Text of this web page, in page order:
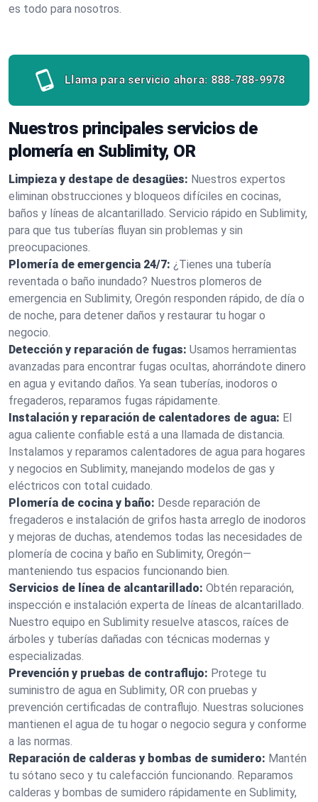
es todo para nosotros.
Llama para servicio ahora: 888-788-9978
Nuestros principales servicios de
plomería en Sublimity, OR
Limpieza y destape de desagües: Nuestros expertos
eliminan obstrucciones y bloqueos difíciles en cocinas,
baños y líneas de alcantarillado. Servicio rápido en Sublimity,
para que tus tuberías fluyan sin problemas y sin
preocupaciones.
Plomería de emergencia 24/7: ¿Tienes una tubería
reventada o baño inundado? Nuestros plomeros de
emergencia en Sublimity, Oregón responden rápido, de día o
de noche, para detener daños y restaurar tu hogar o
negocio.
Detección y reparación de fugas: Usamos herramientas
avanzadas para encontrar fugas ocultas, ahorrándote dinero
en agua y evitando daños. Ya sean tuberías, inodoros o
fregaderos, reparamos fugas rápidamente.
Instalación y reparación de calentadores de agua: El
agua caliente confiable está a una llamada de distancia.
Instalamos y reparamos calentadores de agua para hogares
y negocios en Sublimity, manejando modelos de gas y
eléctricos con total cuidado.
Plomería de cocina y baño: Desde reparación de
fregaderos e instalación de grifos hasta arreglo de inodoros
y mejoras de duchas, atendemos todas las necesidades de
plomería de cocina y baño en Sublimity, Oregón—
manteniendo tus espacios funcionando bien.
Servicios de línea de alcantarillado: Obtén reparación,
inspección e instalación experta de líneas de alcantarillado.
Nuestro equipo en Sublimity resuelve atascos, raíces de
árboles y tuberías dañadas con técnicas modernas y
especializadas.
Prevención y pruebas de contraflujo: Protege tu
suministro de agua en Sublimity, OR con pruebas y
prevención certificadas de contraflujo. Nuestras soluciones
mantienen el agua de tu hogar o negocio segura y conforme
a las normas.
Reparación de calderas y bombas de sumidero: Mantén
tu sótano seco y tu calefacción funcionando. Reparamos
calderas y bombas de sumidero rápidamente en Sublimity,